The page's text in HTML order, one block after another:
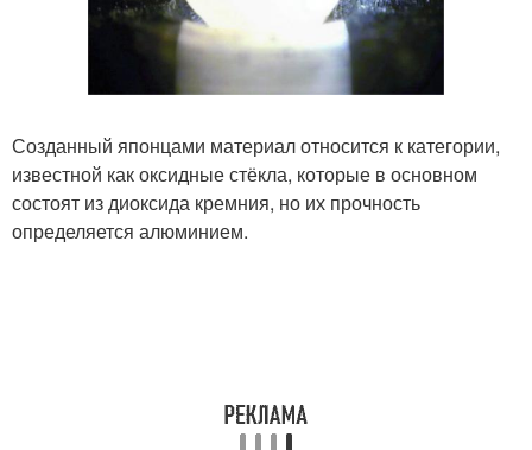
Созданный японцами материал относится к категории,
известной как оксидные стёкла, которые в основном
состоят из диоксида кремния, но их прочность
определяется алюминием.